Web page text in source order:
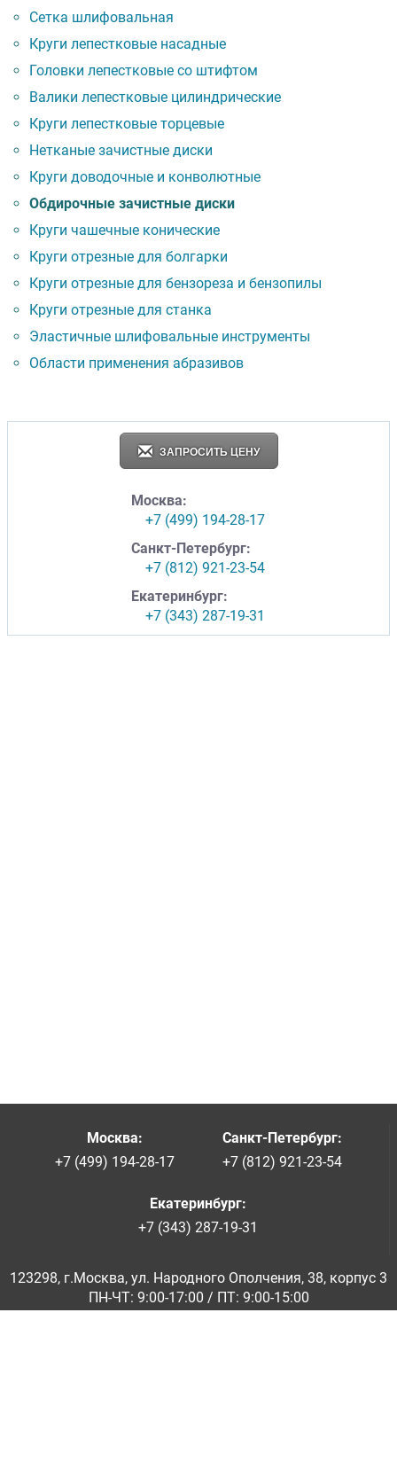
Сетка шлифовальная
Круги лепестковые насадные
Головки лепестковые со штифтом
Валики лепестковые цилиндрические
Круги лепестковые торцевые
Нетканые зачистные диски
Круги доводочные и конволютные
Обдирочные зачистные диски
Круги чашечные конические
Круги отрезные для болгарки
Круги отрезные для бензореза и бензопилы
Круги отрезные для станка
Эластичные шлифовальные инструменты
Области применения абразивов
ЗАПРОСИТЬ ЦЕНУ
Москва:
+7 (499) 194-28-17
Санкт-Петербург:
+7 (812) 921-23-54
Екатеринбург:
+7 (343) 287-19-31
Москва:
+7 (499) 194-28-17
Санкт-Петербург:
+7 (812) 921-23-54
Екатеринбург:
+7 (343) 287-19-31
123298, г.Москва, ул. Народного Ополчения, 38, корпус 3
ПН-ЧТ: 9:00-17:00 / ПТ: 9:00-15:00